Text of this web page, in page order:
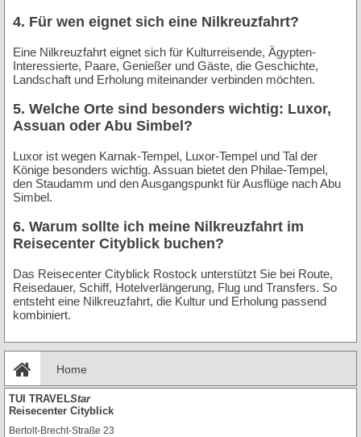
4. Für wen eignet sich eine Nilkreuzfahrt?
Eine Nilkreuzfahrt eignet sich für Kulturreisende, Ägypten-
Interessierte, Paare, Genießer und Gäste, die Geschichte,
Landschaft und Erholung miteinander verbinden möchten.
5. Welche Orte sind besonders wichtig: Luxor,
Assuan oder Abu Simbel?
Luxor ist wegen Karnak-Tempel, Luxor-Tempel und Tal der
Könige besonders wichtig. Assuan bietet den Philae-Tempel,
den Staudamm und den Ausgangspunkt für Ausflüge nach Abu
Simbel.
6. Warum sollte ich meine Nilkreuzfahrt im
Reisecenter Cityblick buchen?
Das Reisecenter Cityblick Rostock unterstützt Sie bei Route,
Reisedauer, Schiff, Hotelverlängerung, Flug und Transfers. So
entsteht eine Nilkreuzfahrt, die Kultur und Erholung passend
kombiniert.
Home
TUI TRAVELStar
Reisecenter Cityblick
Bertolt-Brecht-Straße 23